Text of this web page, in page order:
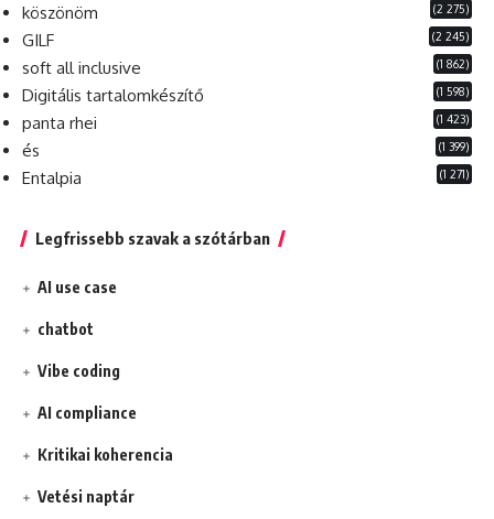
köszönöm (2 275)
GILF (2 245)
soft all inclusive (1 862)
Digitális tartalomkészítő (1 598)
panta rhei (1 423)
és (1 399)
Entalpia (1 271)
Legfrissebb szavak a szótárban
AI use case
chatbot
Vibe coding
AI compliance
Kritikai koherencia
Vetési naptár